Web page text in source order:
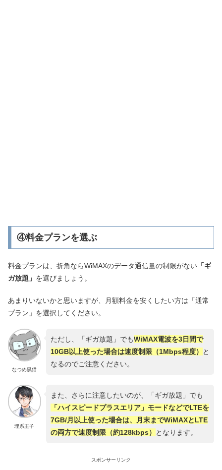
④料金プランを選ぶ
料金プランは、折角ならWiMAXのデータ通信量の制限がない 「ギ
ガ放題」 を選びましょう。
あまりいないかと思いますが、月額料金を安くしたい方は「通常
プラン」を選択してください。
なつめ黒猫
ただし、「ギガ放題」でもWiMAX電波を3日間で
10GB以上使った場合は速度制限（1Mbps程度）
と
なるのでご注意ください。
理系王子
また、さらに注意したいのが、「ギガ放題」でも
「ハイスピードプラスエリア」モードなどでLTEを
7GB/月以上使った場合は、月末までWiMAXとLTE
の両方で速度制限（約128kbps）
となります。
スポンサーリンク